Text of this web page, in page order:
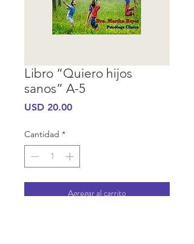
Libro “Quiero hijos
sanos” A-5
USD 20.00Precio
Cantidad *
Agregar al carrito